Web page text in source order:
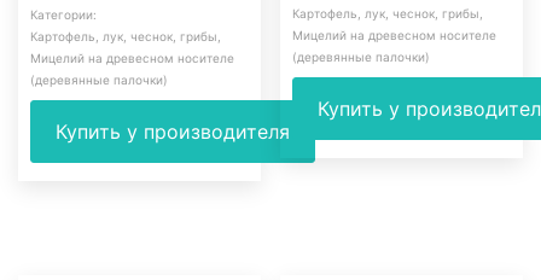
Категории:
Картофель, лук, чеснок, грибы
Мицелий на древесном носителе
(деревянные палочки)
Купить у производителя
Картофель, лук, чеснок, грибы
Мицелий на древесном носителе
(деревянные палочки)
Купить у